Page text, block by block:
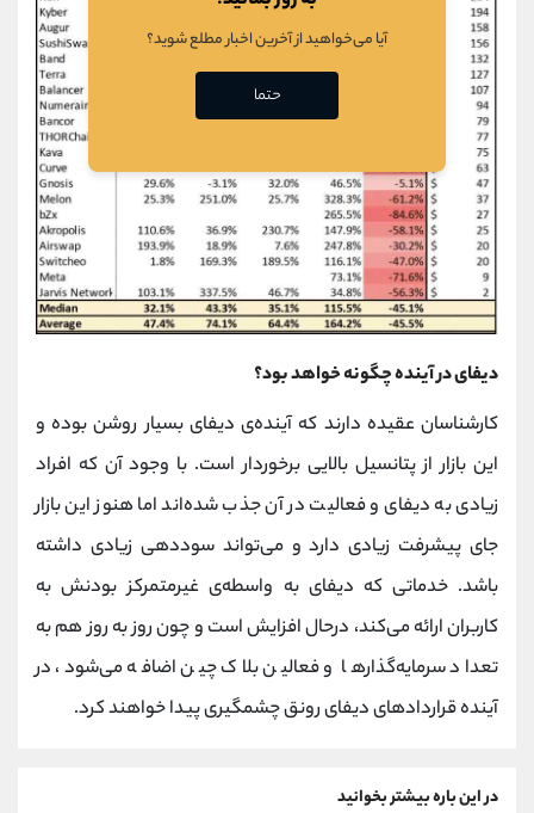
دیفای در آینده چگونه خواهد بود؟
کارشناسان عقیده دارند که آینده‌ی دیفای بسیار روشن بوده و
این بازار از پتانسیل بالایی برخوردار است. با وجود آن که افراد
زیادی به دیفای و فعالیت در آن جذب شده‌اند اما هنوز این بازار
جای پیشرفت زیادی دارد و می‌تواند سوددهی زیادی داشته
باشد. خدماتی که دیفای به واسطه‌ی غیرمتمرکز بودنش به
کاربران ارائه می‌کند، درحال افزایش است و چون روز به روز هم به
تعداد سرمایه‌گذارها و فعالین بلاک چین اضافه می‌شود، در
آینده قراردادهای دیفای رونق چشمگیری پیدا خواهند کرد.
در این باره بیشتر بخوانید
آیا می‌خواهید از آخرین اخبار مطلع شوید؟
حتما